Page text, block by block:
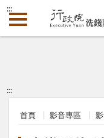
:::
:::
首頁 影音專區